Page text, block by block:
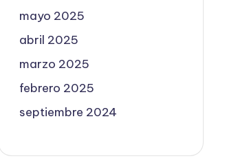
mayo 2025
abril 2025
marzo 2025
febrero 2025
septiembre 2024